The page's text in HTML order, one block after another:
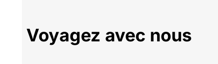
Voyagez avec nous